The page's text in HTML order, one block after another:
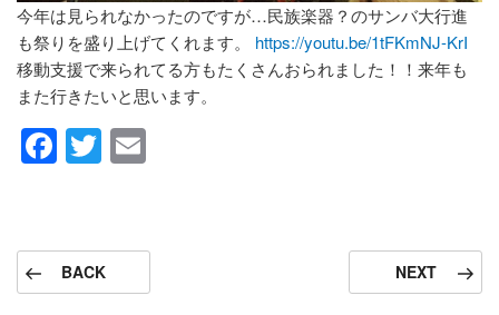
今年は見られなかったのですが…民族楽器？のサンバ大行進
も祭りを盛り上げてくれます。 https://youtu.be/1tFKmNJ-KrI
移動支援で来られてる方もたくさんおられました！！来年も
また行きたいと思います。
F
a
e
b
T
wi
er
投
稿
前
の
BACK
の
NEXT